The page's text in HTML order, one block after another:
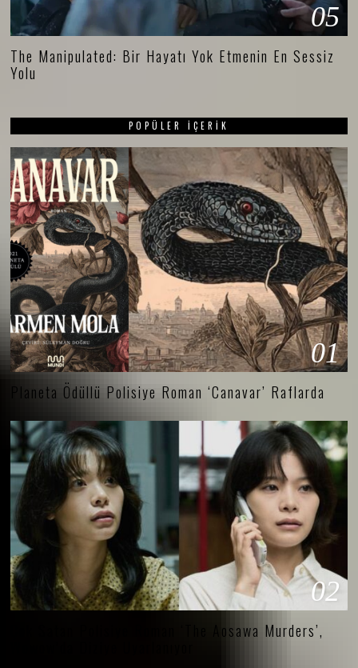
05
The Manipulated: Bir Hayatı Yok Etmenin En Sessiz
Yolu
POPÜLER İÇERIK
01
Planeta Ödüllü Polisiye Roman ‘Canavar’ Raflarda
02
Çok Satan Polisiye Roman ‘The Aosawa Murders’,